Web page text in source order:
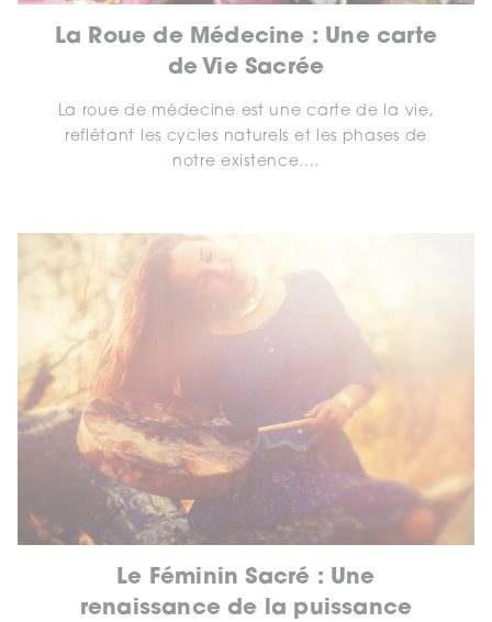
La Roue de Médecine : Une carte
de Vie Sacrée
La roue de médecine est une carte de la vie,
reflétant les cycles naturels et les phases de
notre existence....
Le Féminin Sacré : Une
renaissance de la puissance